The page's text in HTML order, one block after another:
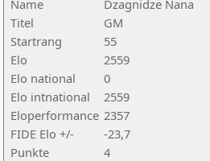
Name
Dzagnidze Nana
Titel
GM
Startrang
55
Elo
2559
Elo national
0
Elo intnational
2559
Eloperformance 2357
FIDE Elo +/-
-23,7
Punkte
4